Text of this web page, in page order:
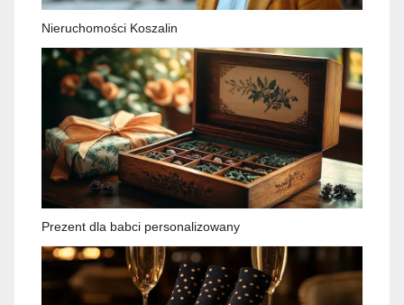
Nieruchomości Koszalin
Prezent dla babci personalizowany